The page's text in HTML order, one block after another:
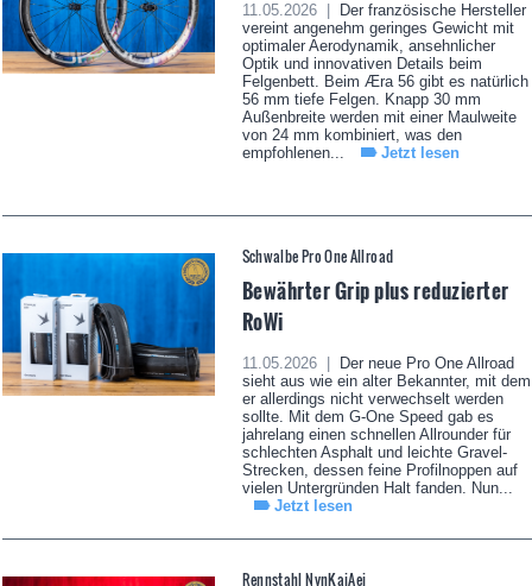
11.05.2026 |
Der französische Hersteller
vereint angenehm geringes Gewicht mit
optimaler Aerodynamik, ansehnlicher
Optik und innovativen Details beim
Felgenbett. Beim Æra 56 gibt es natürlich
56 mm tiefe Felgen. Knapp 30 mm
Außenbreite werden mit einer Maulweite
von 24 mm kombiniert, was den
empfohlenen...
Jetzt lesen
Schwalbe Pro One Allroad
Bewährter Grip plus reduzierter
RoWi
11.05.2026 |
Der neue Pro One Allroad
sieht aus wie ein alter Bekannter, mit dem
er allerdings nicht verwechselt werden
sollte. Mit dem G-One Speed gab es
jahrelang einen schnellen Allrounder für
schlechten Asphalt und leichte Gravel-
Strecken, dessen feine Profilnoppen auf
vielen Untergründen Halt fanden. Nun...
Jetzt lesen
Rennstahl NynKaiAei